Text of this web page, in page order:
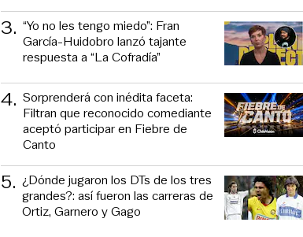
3. “Yo no les tengo miedo”: Fran
García-Huidobro lanzó tajante
respuesta a “La Cofradía”
4. Sorprenderá con inédita faceta:
Filtran que reconocido comediante
aceptó participar en Fiebre de
Canto
5. ¿Dónde jugaron los DTs de los tres
grandes?: así fueron las carreras de
Ortiz, Garnero y Gago